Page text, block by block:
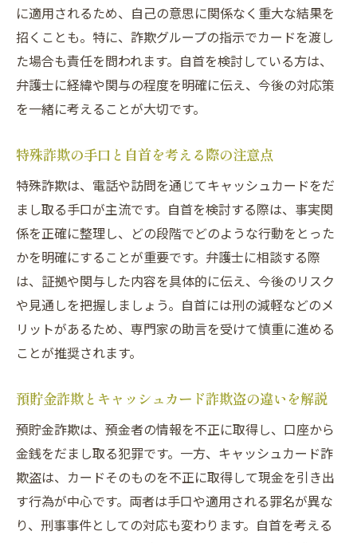
に適用されるため、自己の意思に関係なく重大な結果を
招くことも。特に、詐欺グループの指示でカードを渡し
た場合も責任を問われます。自首を検討している方は、
弁護士に経緯や関与の程度を明確に伝え、今後の対応策
を一緒に考えることが大切です。
特殊詐欺の手口と自首を考える際の注意点
特殊詐欺は、電話や訪問を通じてキャッシュカードをだ
まし取る手口が主流です。自首を検討する際は、事実関
係を正確に整理し、どの段階でどのような行動をとった
かを明確にすることが重要です。弁護士に相談する際
は、証拠や関与した内容を具体的に伝え、今後のリスク
や見通しを把握しましょう。自首には刑の減軽などのメ
リットがあるため、専門家の助言を受けて慎重に進める
ことが推奨されます。
預貯金詐欺とキャッシュカード詐欺盗の違いを解説
預貯金詐欺は、預金者の情報を不正に取得し、口座から
金銭をだまし取る犯罪です。一方、キャッシュカード詐
欺盗は、カードそのものを不正に取得して現金を引き出
す行為が中心です。両者は手口や適用される罪名が異な
り、刑事事件としての対応も変わります。自首を考える